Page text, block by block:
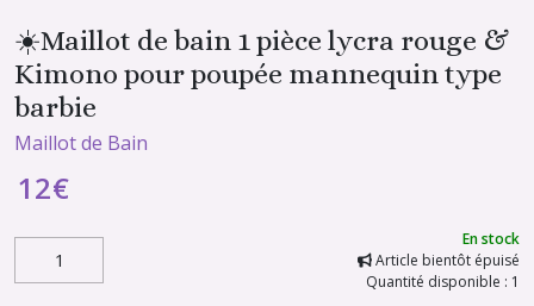
☀️Maillot de bain 1 pièce lycra rouge &
Kimono pour poupée mannequin type
barbie
Maillot de Bain
12€
En stock
Article bientôt épuisé
Quantité disponible : 1